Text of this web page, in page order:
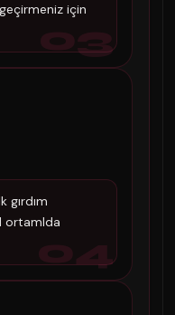
03
için
04
gırdım
ortamlda